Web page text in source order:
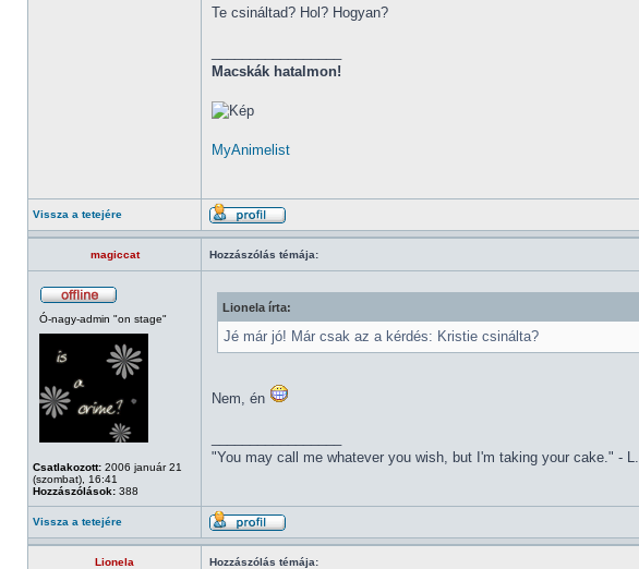
Te csináltad? Hol? Hogyan?
Macskák hatalmon!
MyAnimelist
Vissza a tetejére
magiccat Hozzászólás témája:
Ó-nagy-admin "on stage"
Csatlakozott: 2006 január 21
(szombat), 16:41
Hozzászólások: 388
Lionela írta:
Jé már jó! Már csak az a kérdés: Kristie csinálta?
Nem, én
"You may call me whatever you wish, but I'm taking your cake." - L.
Vissza a tetejére
Lionela Hozzászólás témája: